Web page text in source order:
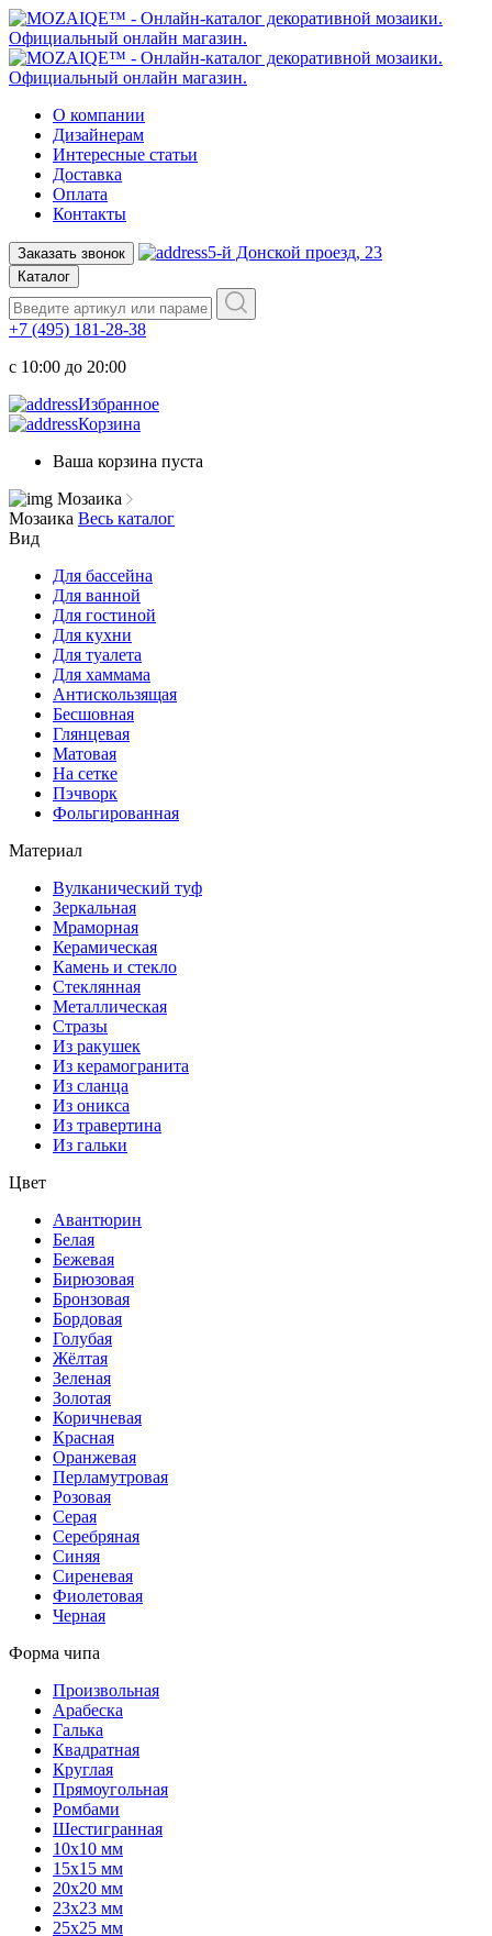
О компании
Дизайнерам
Интересные статьи
Доставка
Оплата
Контакты
Заказать звонок 5-й Донской проезд, 23
Каталог
+7 (495) 181-28-38
c 10:00 до 20:00
Избранное
Корзина
Ваша корзина пуста
Мозаика
Мозаика Весь каталог
Вид
Для бассейна
Для ванной
Для гостиной
Для кухни
Для туалета
Для хаммама
Антискользящая
Бесшовная
Глянцевая
Матовая
На сетке
Пэчворк
Фольгированная
Материал
Вулканический туф
Зеркальная
Мраморная
Керамическая
Камень и стекло
Стеклянная
Металлическая
Стразы
Из ракушек
Из керамогранита
Из сланца
Из оникса
Из травертина
Из гальки
Цвет
Авантюрин
Белая
Бежевая
Бирюзовая
Бронзовая
Бордовая
Голубая
Жёлтая
Зеленая
Золотая
Коричневая
Красная
Оранжевая
Перламутровая
Розовая
Серая
Серебряная
Синяя
Сиреневая
Фиолетовая
Черная
Форма чипа
Произвольная
Арабеска
Галька
Квадратная
Круглая
Прямоугольная
Ромбами
Шестигранная
10х10 мм
15х15 мм
20х20 мм
23х23 мм
25х25 мм